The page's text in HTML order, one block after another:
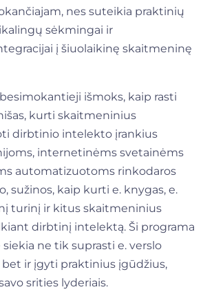
nes suteikia praktinių
sėkmingai ir
į šiuolaikinę skaitmeninę
išmoks, kaip rasti
kurti skaitmeninius
dirbtinio intelekto įrankius
internetinėms svetainėms
automatizuotoms rinkodaros
sužinos, kaip kurti e. knygas, e.
turinį ir kitus skaitmeninius
dirbtinį intelektą. Ši programa
ne tik suprasti e. verslo
ir įgyti praktinius įgūdžius,
srities lyderiais.